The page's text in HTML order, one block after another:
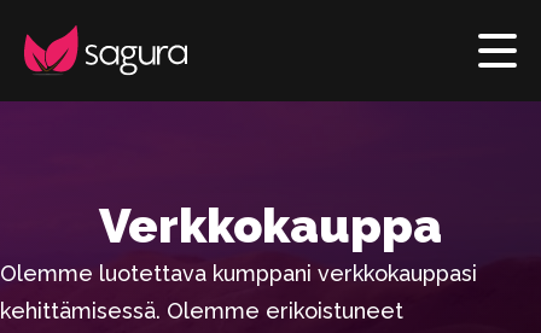
Verkkokauppa
Olemme luotettava kumppani verkkokauppasi
kehittämisessä. Olemme erikoistuneet